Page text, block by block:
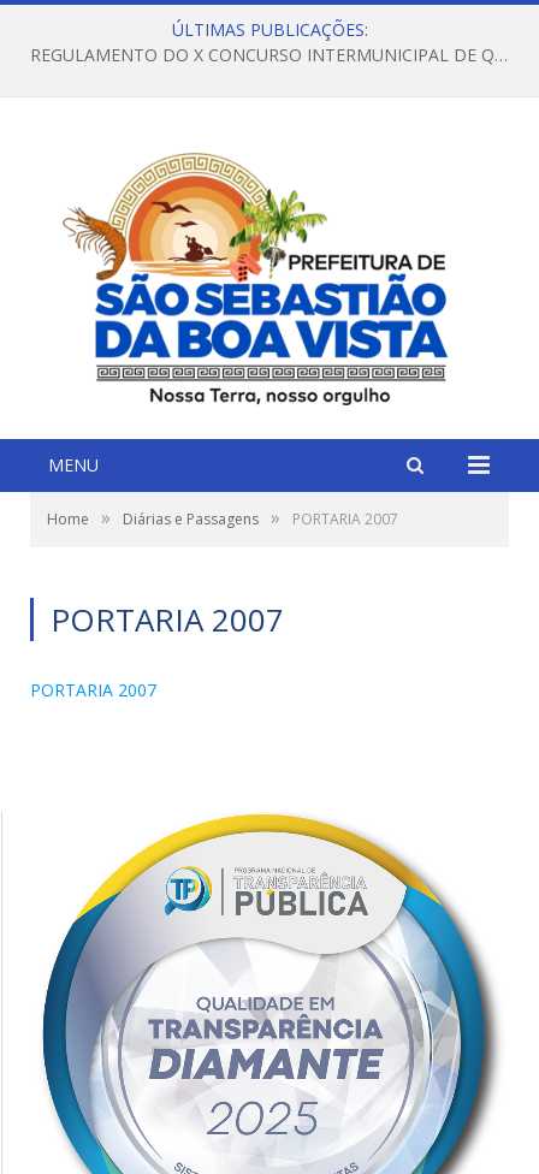
ÚLTIMAS PUBLICAÇÕES:
REGULAMENTO DO X CONCURSO INTERMUNICIPAL DE QUADRILHAS JUNINAS – 2026 – ARRAIÁ DA VENEZA
MENU
Home » Diárias e Passagens » PORTARIA 2007
PORTARIA 2007
PORTARIA 2007